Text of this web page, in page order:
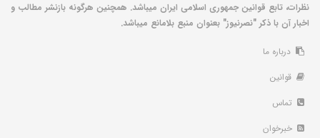
نظرات، تابع قوانین جمهوری اسلامی ایران میباشد. همچنین هرگونه بازنشر مطالب و
اخبار آن با ذکر "نصرنیوز" بعنوان منبع بلامانع میباشد.
درباره ما
قوانین
تماس
خبرخوان